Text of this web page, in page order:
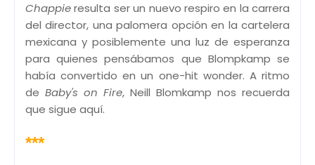
Chappieresulta ser un nuevo respiro en la carrera
del director, una palomera opción en la cartelera
mexicana y posiblemente una luz de esperanza
para quienes pensábamos que Blompkamp se
había convertido en un one-hit wonder. A ritmo
de Baby's on Fire, Neill Blomkamp nos recuerda
que sigue aquí.
***